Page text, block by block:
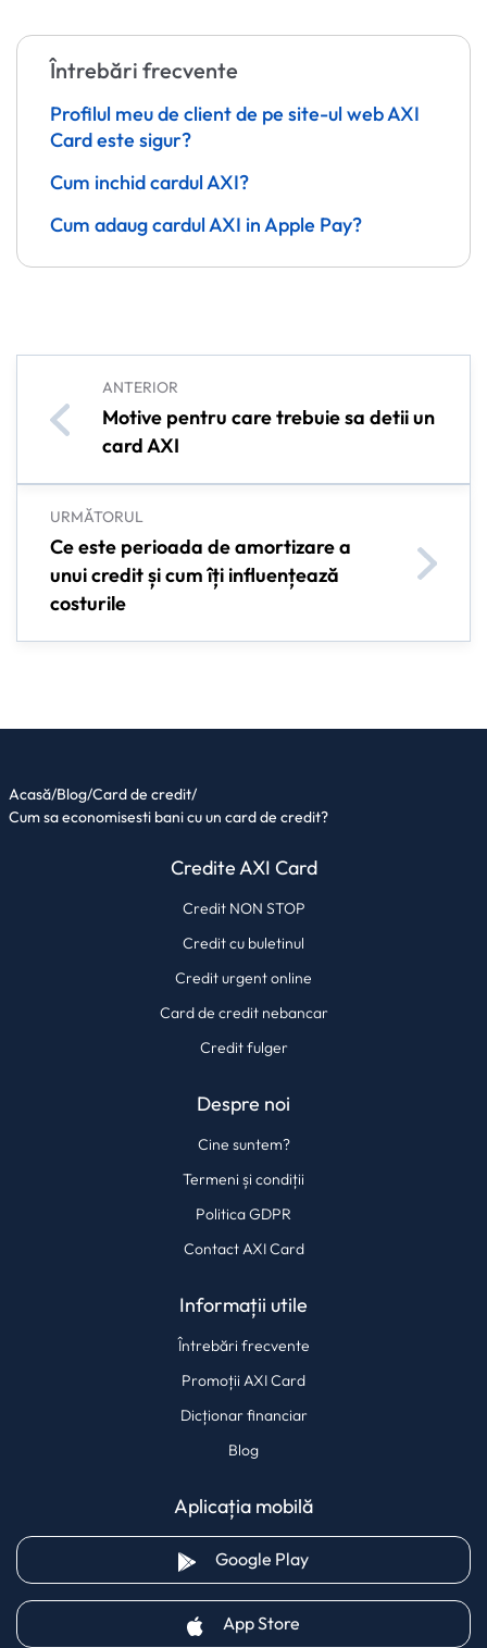
Întrebări frecvente
Profilul meu de client de pe site-ul web AXI
Card este sigur?
Cum inchid cardul AXI?
Cum adaug cardul AXI in Apple Pay?
ANTERIOR
Motive pentru care trebuie sa detii un
card AXI
URMĂTORUL
Ce este perioada de amortizare a
unui credit și cum îți influențează
costurile
Acasă/Blog/Card de credit/
Cum sa economisesti bani cu un card de credit?
Credite AXI Card
Credit NON STOP
Credit cu buletinul
Credit urgent online
Card de credit nebancar
Credit fulger
Despre noi
Cine suntem?
Termeni și condiții
Politica GDPR
Contact AXI Card
Informații utile
Întrebări frecvente
Promoții AXI Card
Dicționar financiar
Blog
Aplicația mobilă
Google Play(opens in a new tab)
App Store